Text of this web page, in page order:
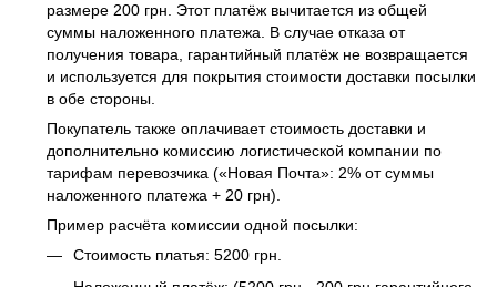
размере 200 грн. Этот платёж вычитается из общей
суммы наложенного платежа. В случае отказа от
получения товара, гарантийный платёж не возвращается
и используется для покрытия стоимости доставки посылки
в обе стороны.
Покупатель также оплачивает стоимость доставки и
дополнительно комиссию логистической компании по
тарифам перевозчика («Новая Почта»: 2% от суммы
наложенного платежа + 20 грн).
Пример расчёта комиссии одной посылки:
Стоимость платья: 5200 грн.